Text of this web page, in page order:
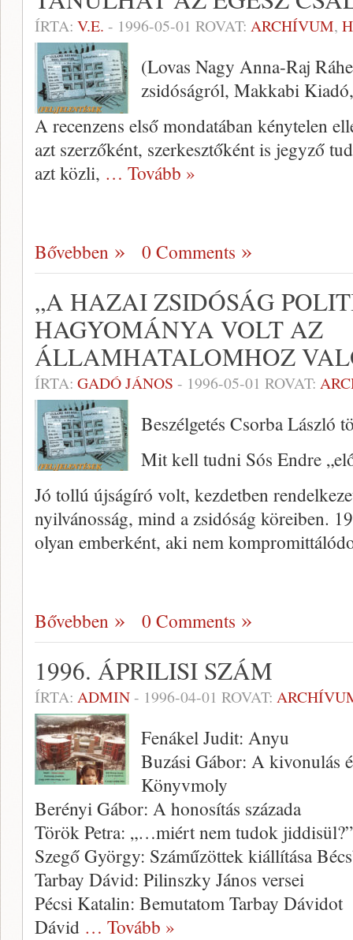
ÍRTA: V.E. - 1996-05-01 ROVAT: ARCHÍVUM,
(Lovas Nagy Anna-Raj
zsidóságról, Makkabi
A recenzens első mondatában kény­telen
azt szerzőként, szerkesztőként is jegy­ző
azt közli, … Tovább »
Bővebben 0 Comments
„A HAZAI ZSIDÓSÁG
HAGYOMÁNYA VOLT AZ
ÁLLAMHATALOMHOZ
ÍRTA: GADÓ JÁNOS - 1996-05-01 ROVAT:
Beszélgetés Csorba László
Mit kell tudni Sós Endre
Jó tollú újságíró volt, kezdetben
nyilvánosság, mind a zsidóság köreiben.
olyan emberként, aki nem
Bővebben 0 Comments
1996. ÁPRILISI SZÁM
ÍRTA: ADMIN- 1996-04-01 ROVAT:
Fenákel Judit: Anyu
Buzási Gábor: A kivonulás
Könyvmoly
Berényi Gábor: A honosítás százada
Török Petra: „…miért nem tudok jiddisül?”
Szegő György: Száműzöttek kiállítása
Tarbay Dávid: Pilinszky János versei
Pécsi Katalin: Bemutatom Tarbay Dávidot
Dávid … Tovább »